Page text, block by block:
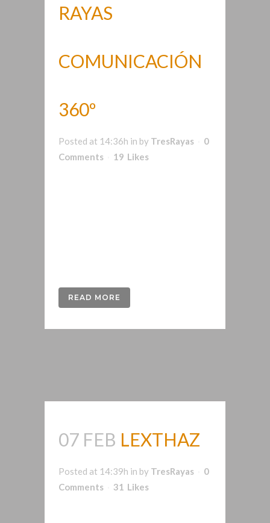
RAYAS
COMUNICACIÓN
360º
Posted at 14:36h in by TresRayas
0
Comments
19 Likes
READ MORE
07 FEB LEXTHAZ
Posted at 14:39h in by TresRayas
0
Comments
31 Likes